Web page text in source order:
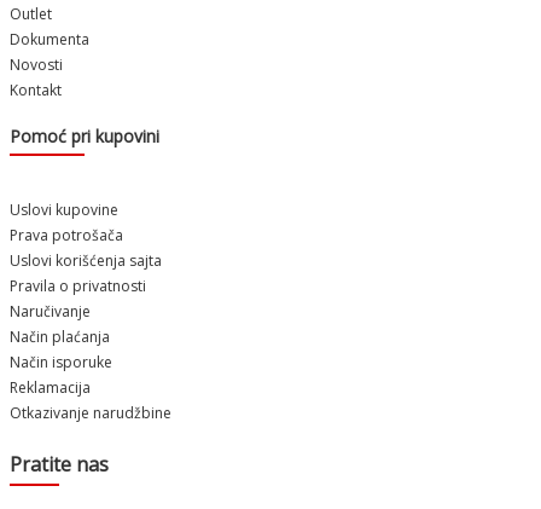
Outlet
Dokumenta
Novosti
Kontakt
Pomoć pri kupovini
Uslovi kupovine
Prava potrošača
Uslovi korišćenja sajta
Pravila o privatnosti
Naručivanje
Način plaćanja
Način isporuke
Reklamacija
Otkazivanje narudžbine
Pratite nas